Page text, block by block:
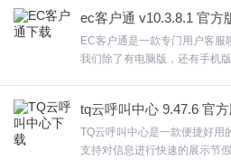
迎来合众软件园下载体验。
ec客户通 v10.3.8.1 官方
EC客户通是一款专门用户客服
我们除了有电脑版，还有手机
欢迎来合众软件园下载体验。
tq云呼叫中心 9.47.6 官
TQ云呼叫中心是一款便捷好用
支持对信息进行快速的展示节